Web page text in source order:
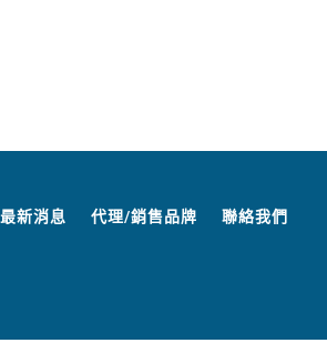
最新消息 代理/銷售品牌 聯絡我們